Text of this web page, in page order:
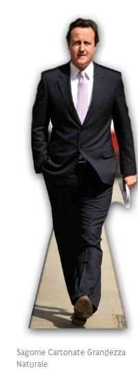
Sagome Cartonate Grandezza
Naturale